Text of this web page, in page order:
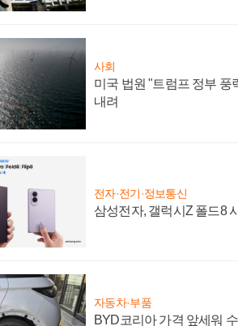
사회
미국 법원 "트럼프 정부 풍
내려
전자·전기·정보통신
삼성전자, 갤럭시Z 폴드8
자동차·부품
BYD코리아 가격 앞세워